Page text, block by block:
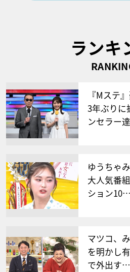
ランキ
『Mステ
3年ぶりに
ンセラー
ゆうちゃ
大人気番
ション10…
マツコ、
を明かし
で外出す…